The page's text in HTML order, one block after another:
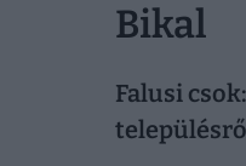
Bikal
Falusi